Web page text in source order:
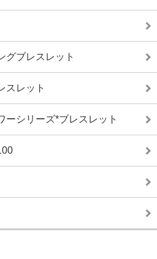
グブレスレット
スレット
ーシリーズ*ブレスレット